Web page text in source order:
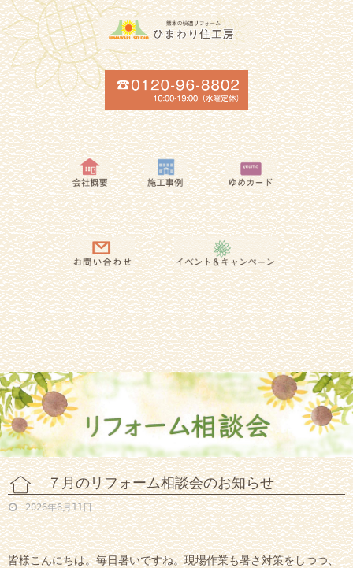
７月のリフォーム相談会のお知らせ
2026年6月11日
皆様こんにちは。毎日暑いですね。現場作業も暑さ対策をしつつ、